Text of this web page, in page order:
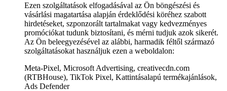
Ezen szolgáltatások elfogadásával az Ön böngészési és
vásárlási magatartása alapján érdeklődési köréhez szabott
hirdetéseket, szponzorált tartalmakat vagy kedvezményes
promóciókat tudunk biztosítani, és mérni tudjuk azok sikerét.
Az Ön beleegyezésével az alábbi, harmadik féltől származó
szolgáltatásokat használjuk ezen a weboldalon:
Meta-Pixel, Microsoft Advertising, creativecdn.com
(RTBHouse), TikTok Pixel, Kattintásalapú termékajánlások,
Ads Defender